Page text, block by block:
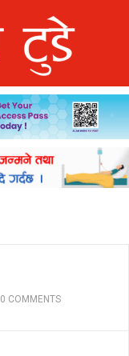
0 COMMENTS